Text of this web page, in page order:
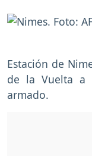
Estación de
de la Vuelta a
armado.